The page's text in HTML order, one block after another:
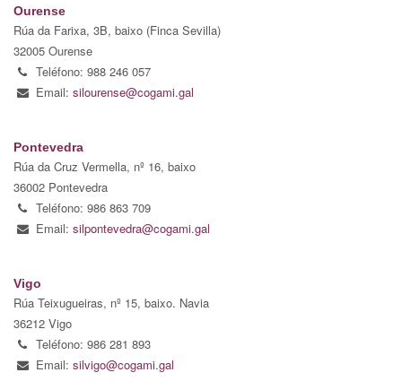
Ourense
Rúa da Farixa, 3B, baixo (Finca Sevilla)
32005 Ourense
Teléfono: 988 246 057
Email: silourense@cogami.gal
Pontevedra
Rúa da Cruz Vermella, nº 16, baixo
36002 Pontevedra
Teléfono: 986 863 709
Email: silpontevedra@cogami.gal
Vigo
Rúa Teixugueiras, nº 15, baixo. Navia
36212 Vigo
Teléfono: 986 281 893
Email: silvigo@cogami.gal